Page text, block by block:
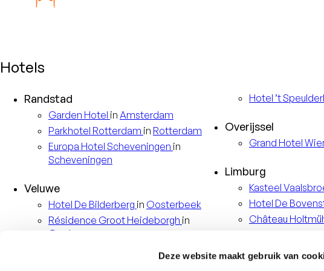
Deze website maakt gebruik van
Hotels
Randstad
Garden Hotel in Amsterdam
Parkhotel Rotterdam in Rotterdam
Europa Hotel Scheveningen in
Scheveningen
Veluwe
Hotel De Bilderberg in Oosterbeek
Résidence Groot Heideborgh in
Garderen
Apeldoorn
Hotel ’t
Overijssel
Grand Hotel
Limburg
Kasteel
Hotel De
Château
Bellevue Hotel